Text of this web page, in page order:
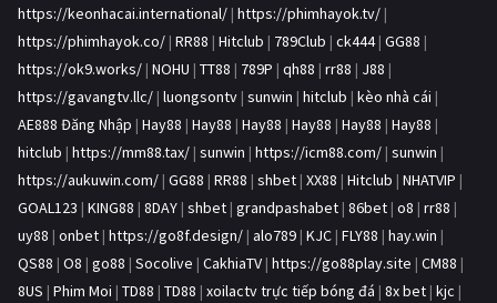
https://keonhacai.international/ | https://phimhayok.tv/ |
https://phimhayok.co/ | RR88 | Hitclub | 789Club | ck444| GG88 |
https://ok9.works/ | NOHU | TT88 | 789P | qh88 | rr88 | J88 |
https://gavangtv.llc/ | luongsontv | sunwin | hitclub | kèo nhà cái |
AE888 Đăng Nhập | Hay88 | Hay88 | Hay88 | Hay88 | Hay88 | Hay88 |
hitclub | https://mm88.tax/ | sunwin | https://icm88.com/ | sunwin |
https://aukuwin.com/ | GG88 | RR88 | shbet | XX88 | Hitclub | NHATVIP |
GOAL123 | KING88 | 8DAY | shbet | grandpashabet | 86bet | o8 | rr88 |
uy88 | onbet | https://go8f.design/ | alo789 | KJC | FLY88 | hay.win |
QS88 | O8 | go88 | Socolive | CakhiaTV | https://go88play.site | CM88 |
8US | Phim Moi | TD88 | TD88 | xoilactv trực tiếp bóng đá | 8x bet | kjc |